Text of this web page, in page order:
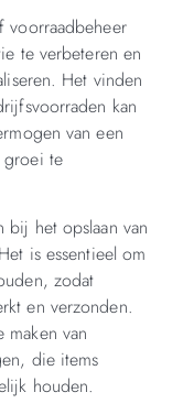
te verbeteren en
Het vinden
kan
van een
groei te
bij het opslaan van
is essentieel om
zodat
en verzonden.
van
die items
houden.